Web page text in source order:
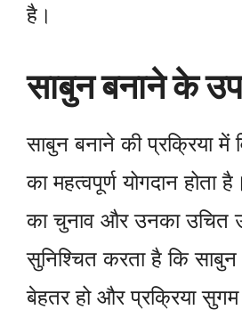
है।
साबुन बनाने के
साबुन बनाने की प्रक्रिया में
का महत्वपूर्ण योगदान होता
का चुनाव और उनका उचित
सुनिश्चित करता है कि साबुन
बेहतर हो और प्रक्रिया